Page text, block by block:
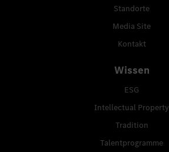
Standorte
Media Site
Kontakt
Wissen
ESG
Intellectual Property
Tradition
Talentprogramme